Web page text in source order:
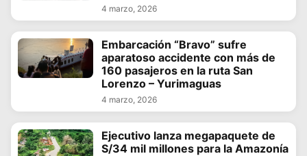
4 marzo, 2026
Embarcación “Bravo” sufre
aparatoso accidente con más de
160 pasajeros en la ruta San
Lorenzo – Yurimaguas
4 marzo, 2026
Ejecutivo lanza megapaquete de
S/34 mil millones para la Amazonía